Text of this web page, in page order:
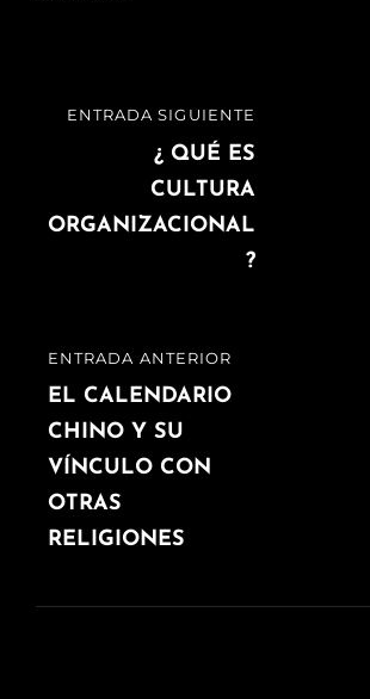
Navegación
entradas
ENTRADA
ANTERIOR
ENTRADA ANTERIOR
EL CALENDARIO
CHINO Y SU
VÍNCULO CON
OTRAS
RELIGIONES
ENTRADA
SIGUIENTE
ENTRADA SIGUIENTE
¿ QUÉ ES
CULTURA
ORGANIZACIONAL
?